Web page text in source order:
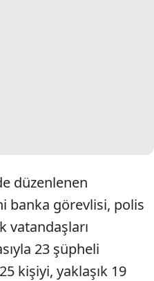
düzenlenen
banka görevlisi, polis
vatandaşları
23 şüpheli
kişiyi, yaklaşık 19